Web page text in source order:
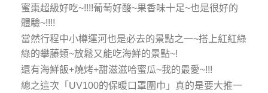
蜜棗超級好吃~!!!!葡萄好酸~果香味十足~也是很好的
體驗~!!!!
當然行程中小樽運河也是必去的景點之一~搭上紅紅綠
綠的攀藤類~放鬆又能吃海鮮的景點~!
還有海鮮飯+燒烤+甜滋滋哈蜜瓜~我的最愛~!!!
總之這次「UV100的保暖口罩圍巾」真的是要大推一